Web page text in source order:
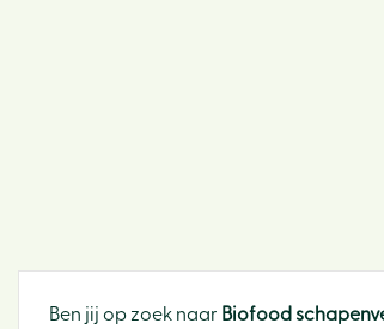
Ben jij op zoek naar Biofood